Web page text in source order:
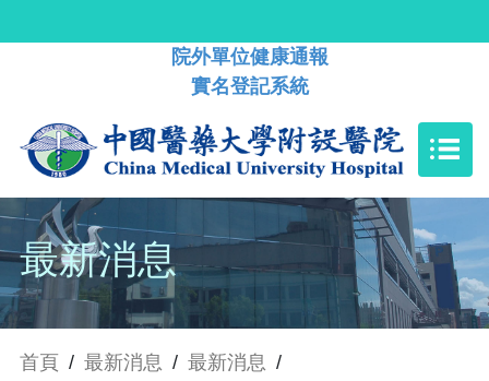
院外單位健康通報
實名登記系統
最新消息
首頁 / 最新消息 / 最新消息 /